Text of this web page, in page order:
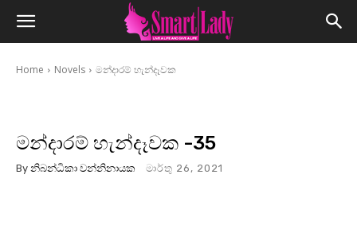
Home Novels මන්දාරම් හැන්දෑවක
මන්දාරම් හැන්දෑවක -35
By නිබන්ධිකා වන්නිනායක මාර්තු 26, 2021